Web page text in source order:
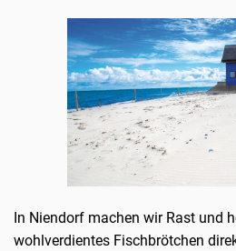
In Niendorf machen wir Rast und
wohlverdientes Fischbrötchen